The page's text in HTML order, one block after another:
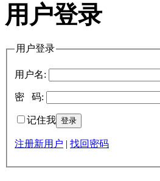
用户登录
用户登录
用户名:
密 码:
记住我
注册新用户 | 找回密码